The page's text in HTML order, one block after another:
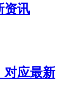
资讯
对应最新